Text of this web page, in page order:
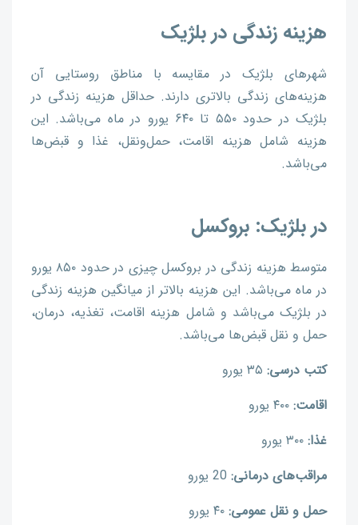
هزینه‌ زندگی در بلژیک
شهرهای بلژیک در مقایسه با مناطق روستایی آن
هزینه‌های زندگی بالاتری دارند. حداقل هزینه زندگی در
بلژیک در حدود ۵۵۰ تا ۶۴۰ یورو در ماه می‌باشد. این
هزینه شامل هزینه اقامت، حمل‌ونقل، غذا و قبض‌ها
می‌باشد.
در بلژیک: بروکسل
متوسط هزینه زندگی در بروکسل چیزی در حدود ۸۵۰ یورو
در ماه می‌باشد. این هزینه بالاتر از میانگین هزینه زندگی
در بلژیک می‌باشد و شامل هزینه اقامت، تغذیه، درمان،
حمل و نقل قبض‌ها می‌باشد.
کتب درسی: ۳۵ یورو
اقامت: ۴۰۰ یورو
غذا: ۳۰۰ یورو
مراقب‌های درمانی:
حمل و نقل عمومی: ۴۰ یورو